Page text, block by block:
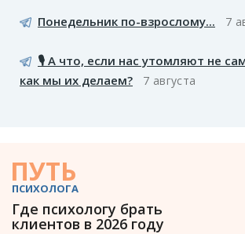
Понедельник по-взрослому... 7
🎙️ А что, если нас утомляют не
как мы их делаем?
7 августа
ПУТЬ
ПСИХОЛОГА
Где психологу брать
клиентов в 2026 году